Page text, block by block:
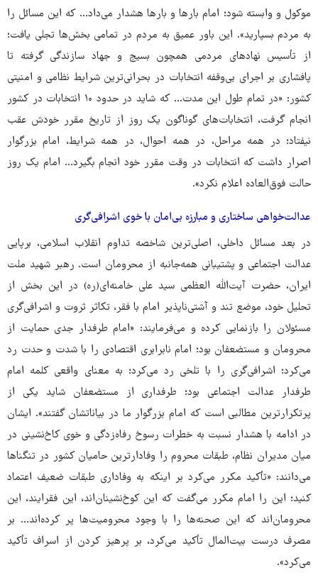
موکول و وابسته شود؛ امام بارها و بارها هشدار می‌داد... که این مسائل را
به مردم بسپارید». این باور عمیق به مردم در تمامی بخش‌ها تجلی یافت؛
از تأسیس نهادهای مردمی همچون بسیج و جهاد سازندگی گرفته تا
پافشاری بر اجرای بی‌وقفه انتخابات در بحرانی‌ترین شرایط نظامی و امنیتی
کشور: «در تمام طول این مدت... که شاید در حدود ۱۰ انتخابات در کشور
انجام گرفت، انتخابات‌های گوناگون یک روز از تاریخ مقرر خودش عقب
نیفتاد؛ در همه‌ مراحل، در همه‌ احوال، در همه‌ شرایط، امام بزرگوار
اصرار داشت که انتخابات در وقت مقرر خود انجام بگیرد... امام یک روز
حالت فوق‌العاده اعلام نکرد».
عدالت‌خواهی ساختاری و مبارزه بی‌امان با خوی اشرافی‌گری
در بعد مسائل داخلی، اصلی‌ترین شاخصه تداوم انقلاب اسلامی، برپایی
عدالت اجتماعی و پشتیبانی همه‌جانبه از محرومان است. رهبر شهید ملت
ایران، حضرت آیت‌الله العظمی سید علی خامنه‌ای(ره) در این بخش از
تحلیل خود، موضع تند و آشتی‌ناپذیر امام با فقر، تکاثر ثروت و اشرافی‌گری
مسئولان را بازنمایی کرده و می‌فرمایند: «امام طرفدار جدی حمایت از
محرومان و مستضعفان بود؛ امام نابرابری اقتصادی را با شدت و حدت رد
می‌کرد؛ اشرافی‌گری را با تلخی رد می‌کرد؛ به معنای واقعی کلمه امام
طرفدار عدالت اجتماعی بود؛ طرفداری از مستضعفان شاید یکی از
پرتکرارترین مطالبی است که امام بزرگوار ما در بیاناتشان گفتند». ایشان
در ادامه با هشدار نسبت به خطرات رسوخ رفاه‌زدگی و خوی کاخ‌نشینی در
میان مدیران نظام، طبقات محروم را وفادارترین حامیان کشور در تنگناها
می‌دانند: «تأکید مکرر می‌کرد بر اینکه به وفاداری طبقات ضعیف اعتماد
کنید؛ این را امام مکرر می‌گفت که این کوخ‌نشینان‌اند، این فقرایند، این
محرومان‌اند که این صحنه‌ها را با وجود محرومیت‌ها پر کرده‌اند... بر
مصرف درست بیت‌المال تأکید می‌کرد، بر پرهیز کردن از اسراف تأکید
می‌کرد».